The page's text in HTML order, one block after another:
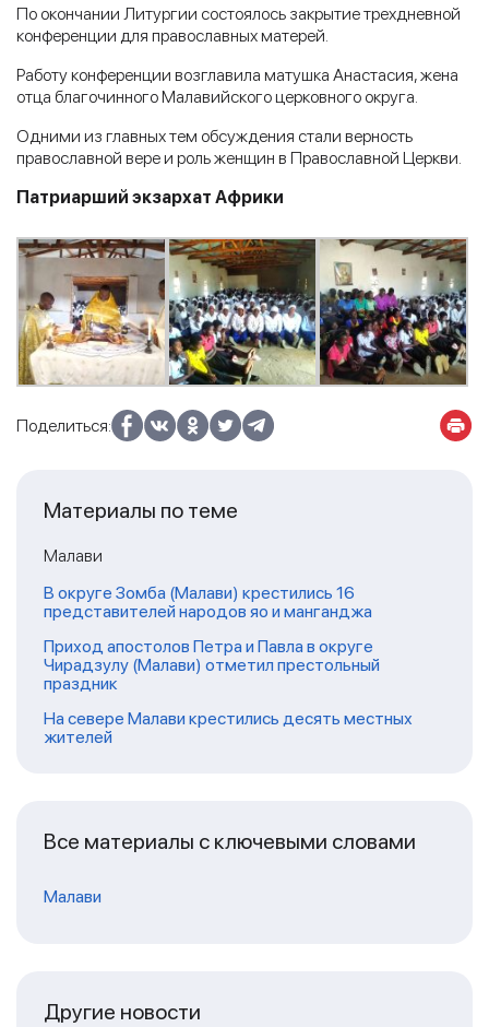
По окончании Литургии состоялось закрытие трехдневной
конференции для православных матерей.
Работу конференции возглавила матушка Анастасия, жена
отца благочинного Малавийского церковного округа.
Одними из главных тем обсуждения стали верность
православной вере и роль женщин в Православной Церкви.
Патриарший экзархат Африки
Поделиться:
Материалы по теме
Малави
В округе Зомба (Малави) крестились 16
представителей народов яо и манганджа
Приход апостолов Петра и Павла в округе
Чирадзулу (Малави) отметил престольный
праздник
На севере Малави крестились десять местных
жителей
Все материалы с ключевыми словами
Малави
Другие новости